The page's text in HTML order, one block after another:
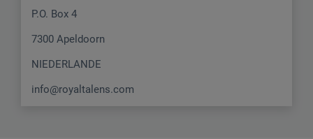
P.O. Box 4
7300 Apeldoorn
NIEDERLANDE
info@royaltalens.com